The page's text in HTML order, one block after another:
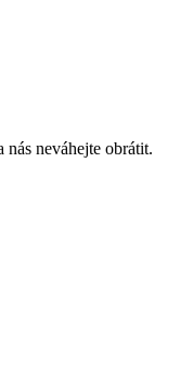
neváhejte obrátit.